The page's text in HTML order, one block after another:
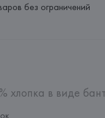
без ограничений
хлопка в виде